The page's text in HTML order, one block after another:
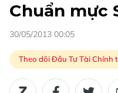
Chuẩn mực
30/05/2013 00:05
Theo dõi Đầu Tư Tài Chính